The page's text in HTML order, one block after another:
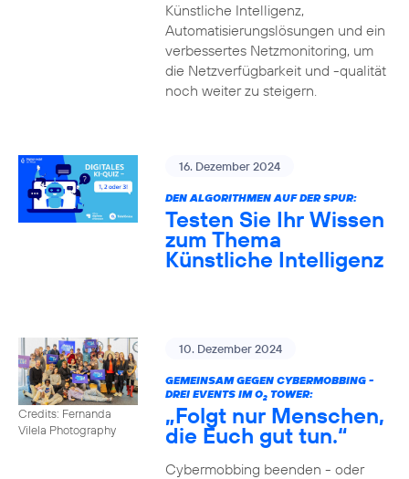
Künstliche Intelligenz,
Automatisierungslösungen und ein
verbessertes Netzmonitoring, um
die Netzverfügbarkeit und -qualität
noch weiter zu steigern.
16. Dezember 2024
DEN ALGORITHMEN AUF DER SPUR:
Testen Sie Ihr Wissen
zum Thema
Künstliche Intelligenz
Credits: Fernanda
Vilela Photography
10. Dezember 2024
GEMEINSAM GEGEN CYBERMOBBING -
DREI EVENTS IM O2TOWER:
„Folgt nur Menschen,
die Euch gut tun.“
Cybermobbing beenden - oder